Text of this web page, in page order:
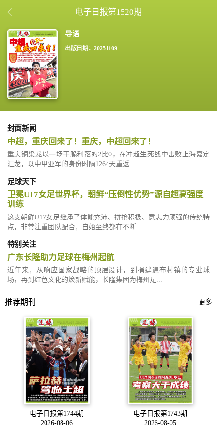
电子日报第1520期
出版日期：20251109
封面新闻
中超，重庆回来了！重庆，中超回来了！
重庆铜梁龙以一场干脆利落的2比0，在冲超生死战中击败上海嘉定
汇龙，以中甲亚军的身份时隔1264天重返...
足球天下
卫冕U17女足世界杯，朝鲜“压倒性优势”源自超高强度
训练
这支朝鲜U17女足继承了体能充沛、拼抢积极、意志力顽强的传统特
点，非常注重团队配合，自始至终都在不断...
特别关注
广东长隆助力足球在梅州起航
近年来，从响应国家战略的顶层设计，到捐建遍布村镇的专业球
场，再到红色文化的焕新赋能，长隆集团为梅州足...
推荐期刊 更多
电子日报第1744期
2026-08-06
电子日报第1743期
2026-08-05